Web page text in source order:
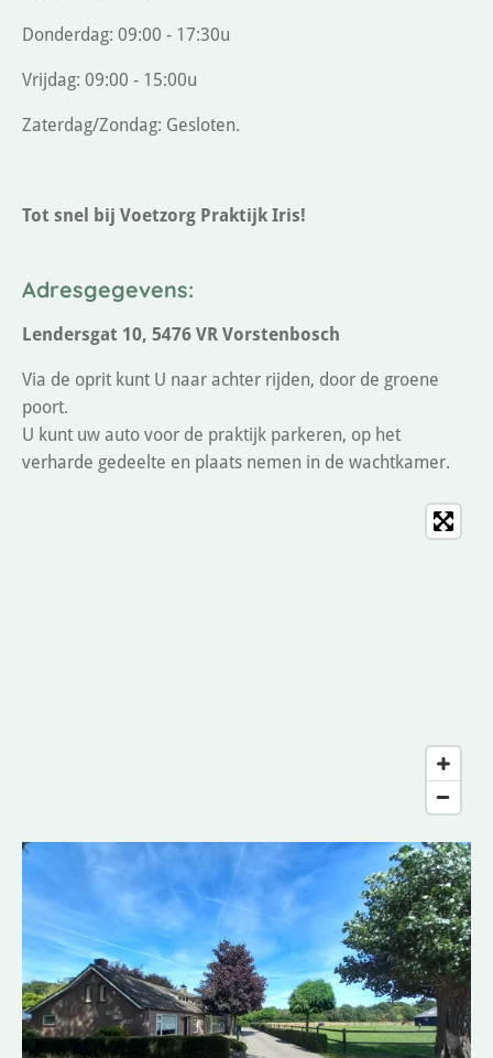
Donderdag: 09:00 - 17:30u
Vrijdag: 09:00 - 15:00u
Zaterdag/Zondag: Gesloten.
Tot snel bij Voetzorg Praktijk Iris!
Adresgegevens:
Lendersgat 10, 5476 VR Vorstenbosch
Via de oprit kunt U naar achter rijden, door de groene
poort.
U kunt uw auto voor de praktijk parkeren, op het
verharde gedeelte en plaats nemen in de wachtkamer.